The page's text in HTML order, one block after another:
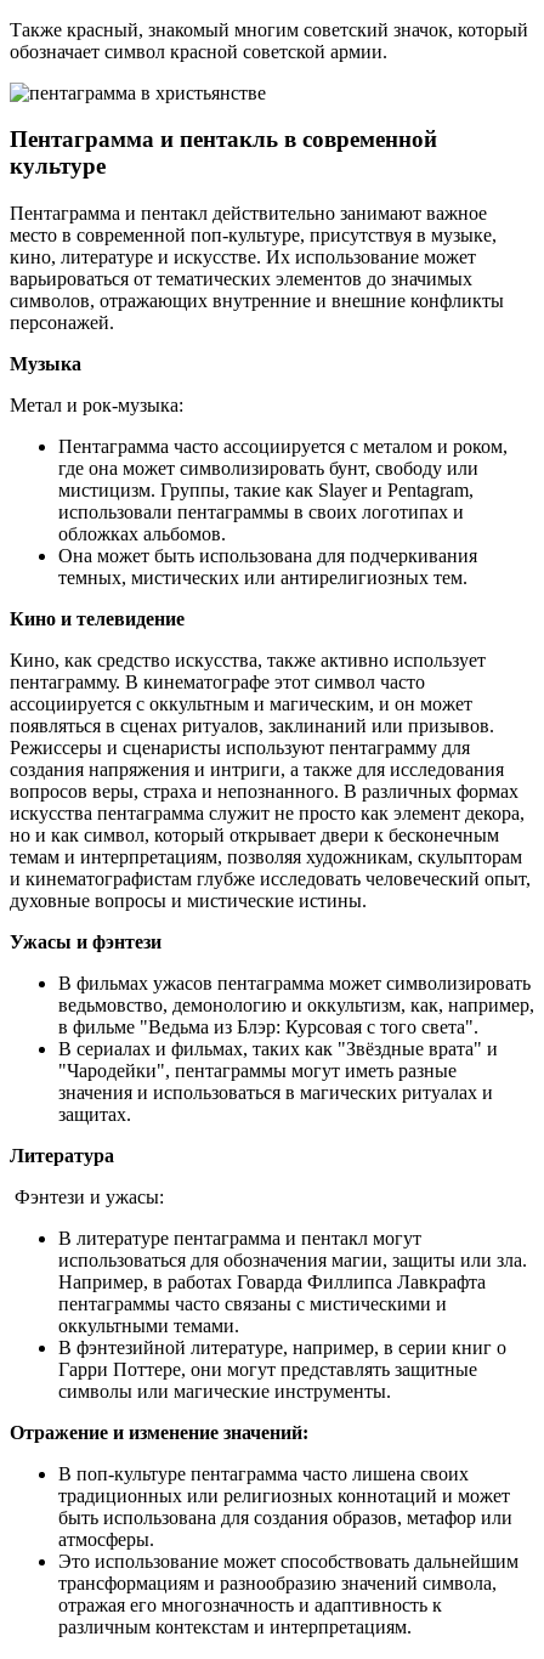
Также красный, знакомый многим советский значок, который
обозначает символ красной советской армии.
Пентаграмма и пентакль в современной
культуре
Пентаграмма и пентакл действительно занимают важное
место в современной поп-культуре, присутствуя в музыке,
кино, литературе и искусстве. Их использование может
варьироваться от тематических элементов до значимых
символов, отражающих внутренние и внешние конфликты
персонажей.
Музыка
Метал и рок-музыка:
Пентаграмма часто ассоциируется с металом и роком,
где она может символизировать бунт, свободу или
мистицизм. Группы, такие как Slayer и Pentagram,
использовали пентаграммы в своих логотипах и
обложках альбомов.
Она может быть использована для подчеркивания
темных, мистических или антирелигиозных тем.
Кино и телевидение
Кино, как средство искусства, также активно использует
пентаграмму. В кинематографе этот символ часто
ассоциируется с оккультным и магическим, и он может
появляться в сценах ритуалов, заклинаний или призывов.
Режиссеры и сценаристы используют пентаграмму для
создания напряжения и интриги, а также для исследования
вопросов веры, страха и непознанного. В различных формах
искусства пентаграмма служит не просто как элемент декора,
но и как символ, который открывает двери к бесконечным
темам и интерпретациям, позволяя художникам, скульпторам
и кинематографистам глубже исследовать человеческий опыт,
духовные вопросы и мистические истины.
Ужасы и фэнтези
В фильмах ужасов пентаграмма может символизировать
ведьмовство, демонологию и оккультизм, как, например,
в фильме "Ведьма из Блэр: Курсовая с того света".
В сериалах и фильмах, таких как "Звёздные врата" и
"Чародейки", пентаграммы могут иметь разные
значения и использоваться в магических ритуалах и
защитах.
Литература
Фэнтези и ужасы:
В литературе пентаграмма и пентакл могут
использоваться для обозначения магии, защиты или зла.
Например, в работах Говарда Филлипса Лавкрафта
пентаграммы часто связаны с мистическими и
оккультными темами.
В фэнтезийной литературе, например, в серии книг о
Гарри Поттере, они могут представлять защитные
символы или магические инструменты.
Отражение и изменение значений:
В поп-культуре пентаграмма часто лишена своих
традиционных или религиозных коннотаций и может
быть использована для создания образов, метафор или
атмосферы.
Это использование может способствовать дальнейшим
трансформациям и разнообразию значений символа,
отражая его многозначность и адаптивность к
различным контекстам и интерпретациям.